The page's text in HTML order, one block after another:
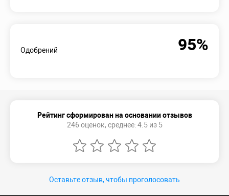
Одобрений 95%
Рейтинг сформирован на основании отзывов
246 оценок, среднее: 4.5 из 5
Оставьте отзыв, чтобы проголосовать